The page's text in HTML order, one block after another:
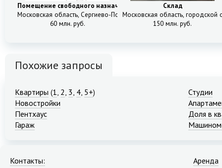
Помещение свободного назначения (ПСН)
Московская область, Сергиево-Посадский городской округ, 2Б
60 млн. руб.
Склад
Московская область, городской
150 млн. руб.
Похожие запросы
Квартиры (1 2 3 4 5+)
Студии
Новостройки
Пентхаус
Доля в
Гараж
Контакты:
Аренда